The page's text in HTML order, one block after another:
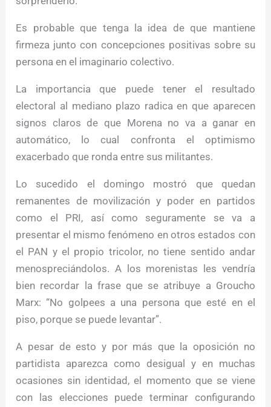
Es probable que tenga la idea de que mantiene
firmeza junto con concepciones positivas sobre su
persona en el imaginario colectivo.
La importancia que puede tener el resultado
electoral al mediano plazo radica en que aparecen
signos claros de que Morena no va a ganar en
automático, lo cual confronta el optimismo
exacerbado que ronda entre sus militantes.
Lo sucedido el domingo mostró que quedan
remanentes de movilización y poder en partidos
como el PRI, así como seguramente se va a
presentar el mismo fenómeno en otros estados con
el PAN y el propio tricolor, no tiene sentido andar
menospreciándolos. A los morenistas les vendría
bien recordar la frase que se atribuye a Groucho
Marx: “No golpees a una persona que esté en el
piso, porque se puede levantar”.
A pesar de esto y por más que la oposición no
partidista aparezca como desigual y en muchas
ocasiones sin identidad, el momento que se viene
con las elecciones puede terminar configurando